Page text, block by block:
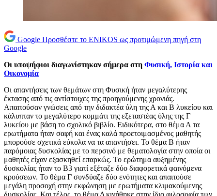
Google Προσθέστε το ENIKOS ως προτιμώμενη πηγή στη
Google
Οι υποψήφιοι διαγωνίστηκαν σήμερα στη Φυσική, Ιστορία και
Οικονομία
Οι απαντήσεις των θεμάτων στη Φυσική ήταν μεγαλύτερης
έκτασης από τις αντίστοιχες της προηγούμενης χρονιάς.
Απαιτούσαν γνώσεις από την διδακτέα ύλη της Α και Β λυκείου και
κάλυπταν το μεγαλύτερο κομμάτι της εξεταστέας ύλης της Γ
λυκείου με βάση το σχολικό βιβλίο. Ειδικότερα, στο θέμα Α τα
ερωτήματα ήταν σαφή και ένας καλά προετοιμασμένος μαθητής
μπορούσε σχετικά εύκολα να τα απαντήσει. Το θέμα Β ήταν
παρόμοιας δυσκολίας με το περσινό με θεματολογία στην οποία οι
μαθητές είχαν εξασκηθεί επαρκώς. Το ερώτημα αυξημένης
δυσκολίας ήταν το Β3 γιατί εξέταζε δύο διαφορετικά φαινόμενα
κρούσεων. Το θέμα Γ συνδύαζε δύο ενότητες και απαιτούσε
μεγάλη προσοχή στην εκφώνηση με ερωτήματα κλιμακούμενης